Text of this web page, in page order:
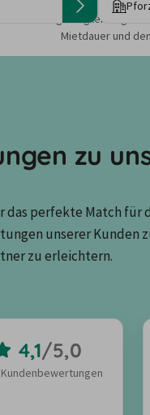
Die angezeigten
Mietdauer und
zu
das perfekte Match für
unserer
zu erleichtern.
4,1/5,0